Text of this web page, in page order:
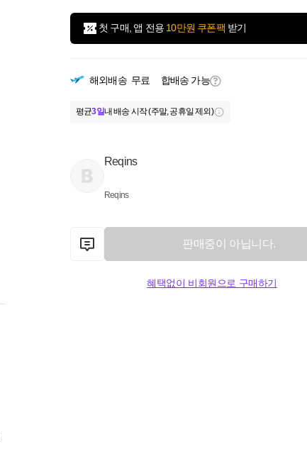
첫 구매, 앱 전용 10만원 쿠폰팩 받기
해외배송 무료 합배송 가능
평균3일내 배송 시작 (주말, 공휴일 제외)
Reqins
Reqins
판매중이 아닙니다.
혜택없이 비회원으로 구매하기